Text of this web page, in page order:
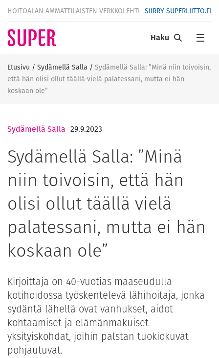
HOITOALAN AMMATTILAISTEN VERKKOLEHTI SIIRRY SUPERLIITTO.FI
Haku
Etusivu / Sydämellä Salla / Sydämellä Salla: ”Minä niin toivoisin,
että hän olisi ollut täällä vielä palatessani, mutta ei hän
koskaan ole”
Sydämellä Salla 29.9.2023
Sydämellä Salla: ”Minä
niin toivoisin, että hän
olisi ollut täällä vielä
palatessani, mutta ei hän
koskaan ole”
Kirjoittaja on 40-vuotias maaseudulla
kotihoidossa työskentelevä lähihoitaja, jonka
sydäntä lähellä ovat vanhukset, aidot
kohtaamiset ja elämänmakuiset
yksityiskohdat, joihin palstan tuokiokuvat
pohjautuvat.